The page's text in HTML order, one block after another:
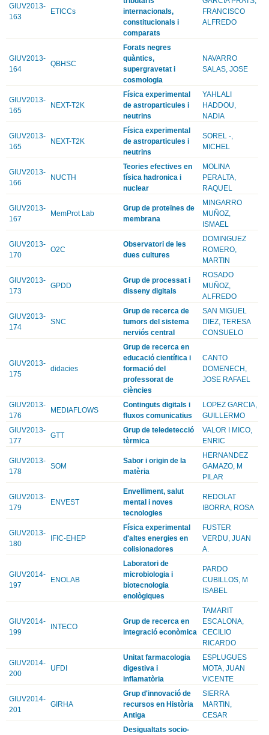
GIUV2013-
163
ETICCs
internacionals,
constitucionals i
comparats
FRANCISCO
ALFREDO
GIUV2013-
164
QBHSC
Forats negres
quàntics,
supergravetat i
cosmologia
NAVARRO
SALAS, JOSE
GIUV2013-
165
NEXT-T2K
Física experimental
de astroparticules i
neutrins
YAHLALI
HADDOU,
NADIA
GIUV2013-
165
NEXT-T2K
Física experimental
de astroparticules i
neutrins
SOREL -,
MICHEL
GIUV2013-
166
NUCTH
Teories efectives en
física hadronica i
nuclear
MOLINA
PERALTA,
RAQUEL
GIUV2013-
167
MemProt Lab
Grup de proteïnes de
membrana
MINGARRO
MUÑOZ,
ISMAEL
GIUV2013-
170
O2C
Observatori de les
dues cultures
DOMINGUEZ
ROMERO,
MARTIN
GIUV2013-
173
GPDD
Grup de processat i
disseny digitals
ROSADO
MUÑOZ,
ALFREDO
GIUV2013-
174
SNC
Grup de recerca de
tumors del sistema
nerviós central
SAN MIGUEL
DIEZ, TERESA
CONSUELO
GIUV2013-
175
didacies
Grup de recerca en
educació científica i
formació del
professorat de
ciències
CANTO
DOMENECH,
JOSE RAFAEL
GIUV2013-
176
MEDIAFLOWS
Continguts digitals i
fluxos comunicatius
LOPEZ GARCIA,
GUILLERMO
GIUV2013-
177
GTT
Grup de teledetecció
tèrmica
VALOR I MICO,
ENRIC
GIUV2013-
178
SOM
Sabor i origin de la
matèria
HERNANDEZ
GAMAZO, M
PILAR
GIUV2013-
179
ENVEST
Envelliment, salut
mental i noves
tecnologies
REDOLAT
IBORRA, ROSA
GIUV2013-
180
IFIC-EHEP
Física experimental
d'altes energies en
colisionadores
FUSTER
VERDU, JUAN
A.
GIUV2014-
197
ENOLAB
Laboratori de
microbiologia i
biotecnologia
enològiques
PARDO
CUBILLOS, M
ISABEL
GIUV2014-
199
INTECO
Grup de recerca en
integració econòmica
TAMARIT
ESCALONA,
CECILIO
RICARDO
GIUV2014-
200
UFDI
Unitat farmacologia
digestiva i
inflamatòria
ESPLUGUES
MOTA, JUAN
VICENTE
GIUV2014-
201
GIRHA
Grup d'innovació de
recursos en Història
Antiga
SIERRA
MARTIN,
CESAR
Desigualtats socio-